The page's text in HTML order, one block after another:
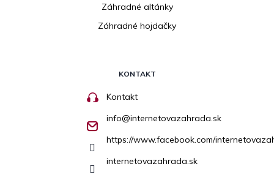
Záhradné altánky
Záhradné hojdačky
KONTAKT
Kontakt
info@internetovazahrada.sk
https://www.facebook.com/
internetovazahrada.sk